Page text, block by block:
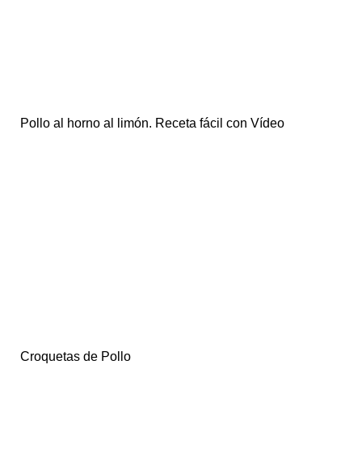
Pollo al horno al limón. Receta fácil con Vídeo
Croquetas de Pollo